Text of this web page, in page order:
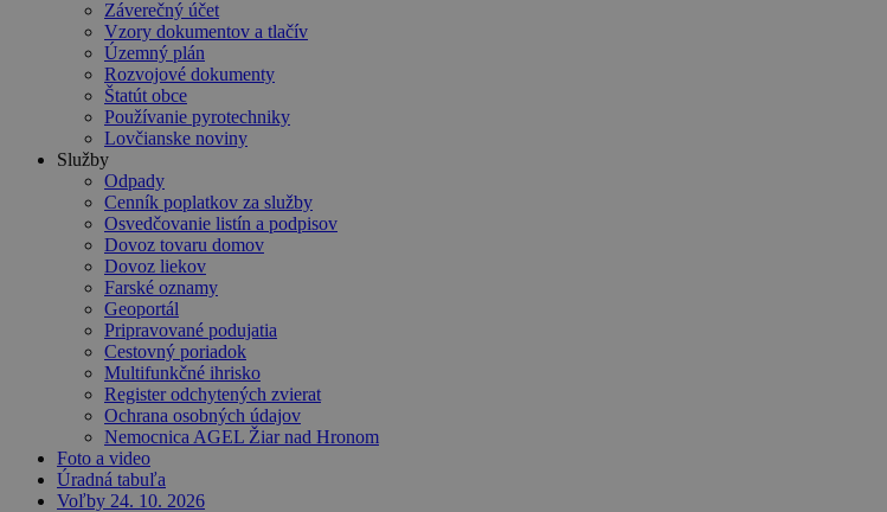
Záverečný účet
Vzory dokumentov a tlačív
Územný plán
Rozvojové dokumenty
Štatút obce
Používanie pyrotechniky
Lovčianske noviny
Služby
Odpady
Cenník poplatkov za služby
Osvedčovanie listín a podpisov
Dovoz tovaru domov
Dovoz liekov
Farské oznamy
Geoportál
Pripravované podujatia
Cestovný poriadok
Multifunkčné ihrisko
Register odchytených zvierat
Ochrana osobných údajov
Nemocnica AGEL Žiar nad Hronom
Foto a video
Úradná tabuľa
Voľby 24. 10. 2026